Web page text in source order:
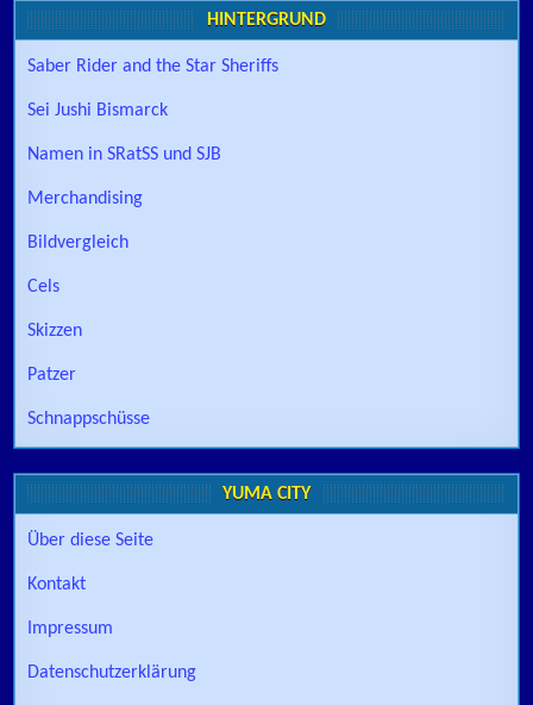
HINTERGRUND
Saber Rider and the Star Sheriffs
Sei Jushi Bismarck
Namen in SRatSS und SJB
Merchandising
Bildvergleich
Cels
Skizzen
Patzer
Schnappschüsse
YUMA CITY
Über diese Seite
Kontakt
Impressum
Datenschutzerklärung